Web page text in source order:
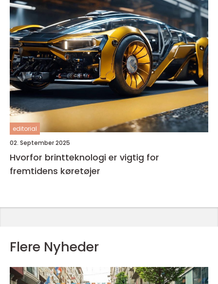
editorial
02. September 2025
Hvorfor brintteknologi er vigtig for
fremtidens køretøjer
Flere Nyheder